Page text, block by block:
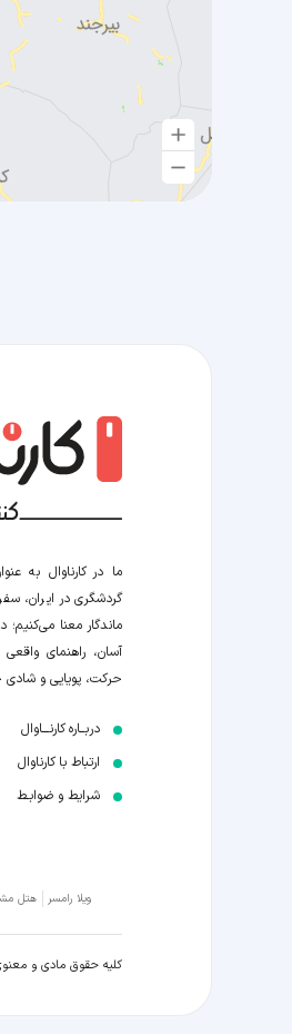
ما در کارناوال به
گردشگری در ایران،
ماندگار معنا می‌کنیم؛
آسان، راهنمای
حرکت، پویایی و
دربــاره کارنـــاوال
ارتباط با کارناوال
شرایط و ضوابـط
ویلا رامسر هتل
کلیه حقوق مادی و